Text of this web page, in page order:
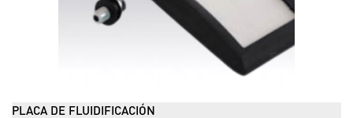
PLACA DE FLUIDIFICACIÓN